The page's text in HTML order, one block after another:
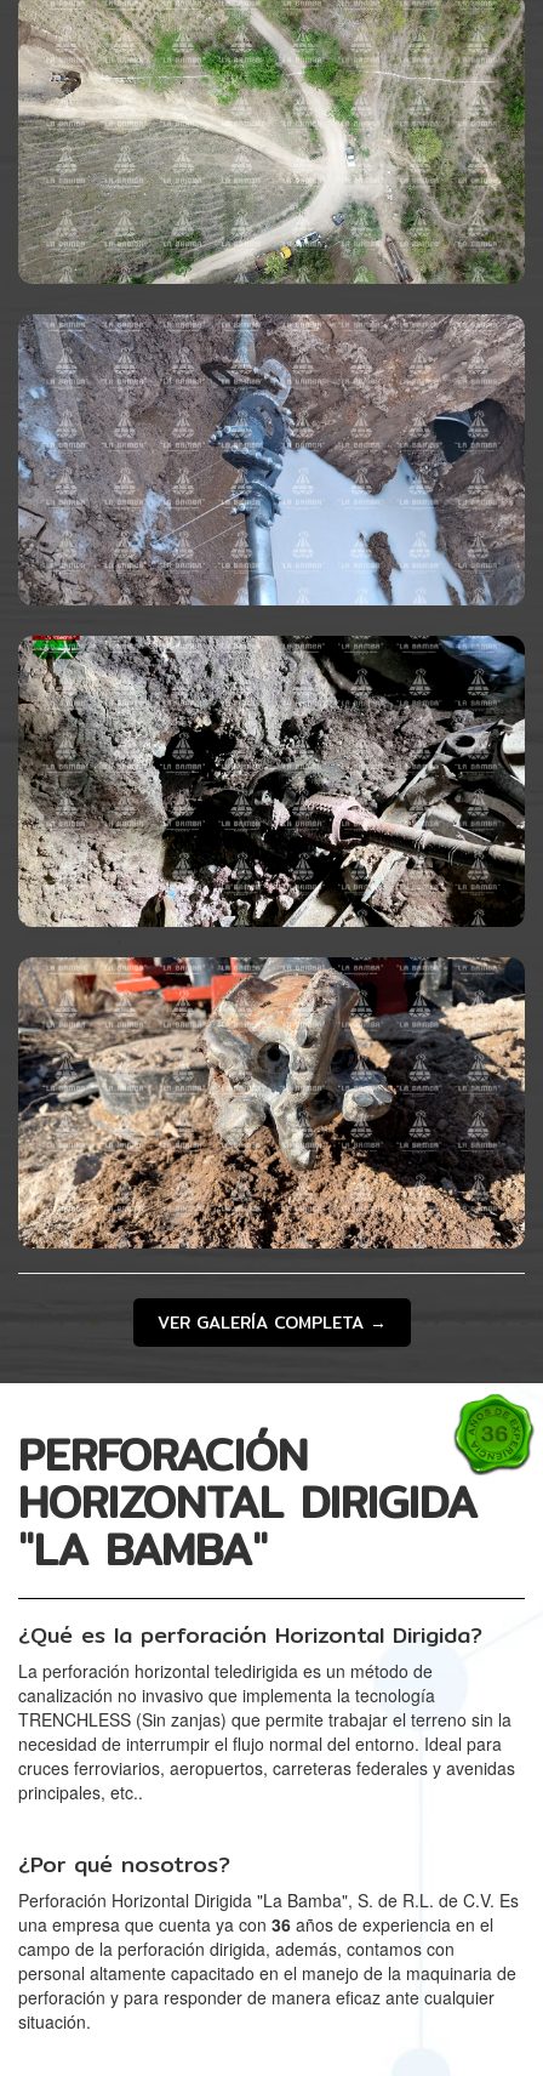
VER GALERÍA COMPLETA →
PERFORACIÓN
HORIZONTAL DIRIGIDA
"LA BAMBA"
¿Qué es la perforación Horizontal Dirigida?
La perforación horizontal teledirigida es un método de
canalización no invasivo que implementa la tecnología
TRENCHLESS (Sin zanjas) que permite trabajar el terreno sin la
necesidad de interrumpir el flujo normal del entorno. Ideal para
cruces ferroviarios, aeropuertos, carreteras federales y avenidas
principales, etc..
¿Por qué nosotros?
Perforación Horizontal Dirigida "La Bamba", S. de R.L. de C.V. Es
una empresa que cuenta ya con 36 años de experiencia en el
campo de la perforación dirigida, además, contamos con
personal altamente capacitado en el manejo de la maquinaria de
perforación y para responder de manera eficaz ante cualquier
situación.